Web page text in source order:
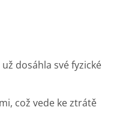
dosáhla své fyzické
což vede ke ztrátě